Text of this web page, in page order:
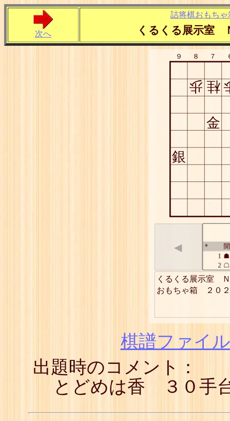
次へ
詰将棋おもちゃ
くるくる展示室
９ ８ ７
歩 桂
金
銀
◀ *
1 ☗
2 ☖
5 ☗
8☖
10
11☗
☖
15☗
くるくる展示室　
おもちゃ箱　２０
棋譜ファイ
出題時のコメント：
とどめは香 ３０手